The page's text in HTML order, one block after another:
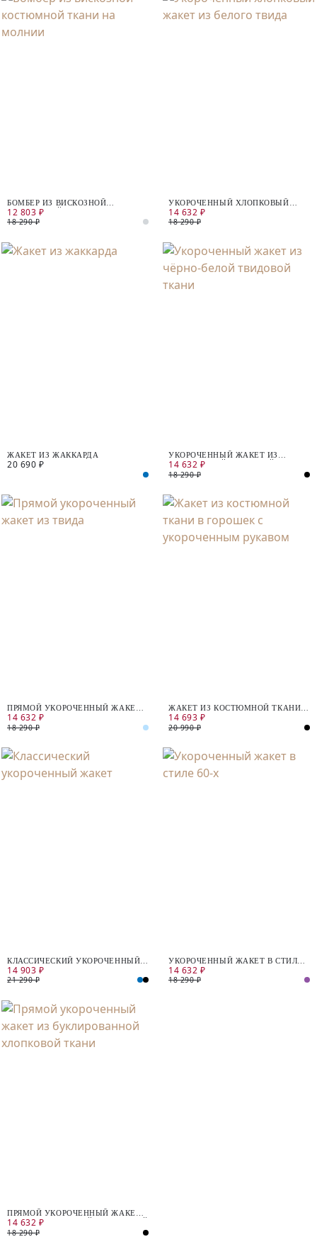
БОМБЕР ИЗ ВИСКОЗНОЙ
КОСТЮМНОЙ ТКАНИ НА МОЛНИИ
12 803 ₽
18 290 ₽
УКОРОЧЕННЫЙ ХЛОПКОВЫЙ
ЖАКЕТ ИЗ БЕЛОГО ТВИДА
14 632 ₽
18 290 ₽
ЖАКЕТ ИЗ ЖАККАРДА
20 690 ₽
УКОРОЧЕННЫЙ ЖАКЕТ ИЗ
ЧЁРНО-БЕЛОЙ ТВИДОВОЙ ТКАНИ
14 632 ₽
18 290 ₽
ПРЯМОЙ УКОРОЧЕННЫЙ ЖАКЕТ
ИЗ ТВИДА
14 632 ₽
18 290 ₽
ЖАКЕТ ИЗ КОСТЮМНОЙ ТКАНИ В
ГОРОШЕК С УКОРОЧЕННЫМ
РУКАВОМ
14 693 ₽
20 990 ₽
КЛАССИЧЕСКИЙ УКОРОЧЕННЫЙ
ЖАКЕТ
14 903 ₽
21 290 ₽
УКОРОЧЕННЫЙ ЖАКЕТ В СТИЛЕ
60-Х
14 632 ₽
18 290 ₽
ПРЯМОЙ УКОРОЧЕННЫЙ ЖАКЕТ
ИЗ БУКЛИРОВАННОЙ ХЛОПКОВОЙ
ТКАНИ
14 632 ₽
18 290 ₽